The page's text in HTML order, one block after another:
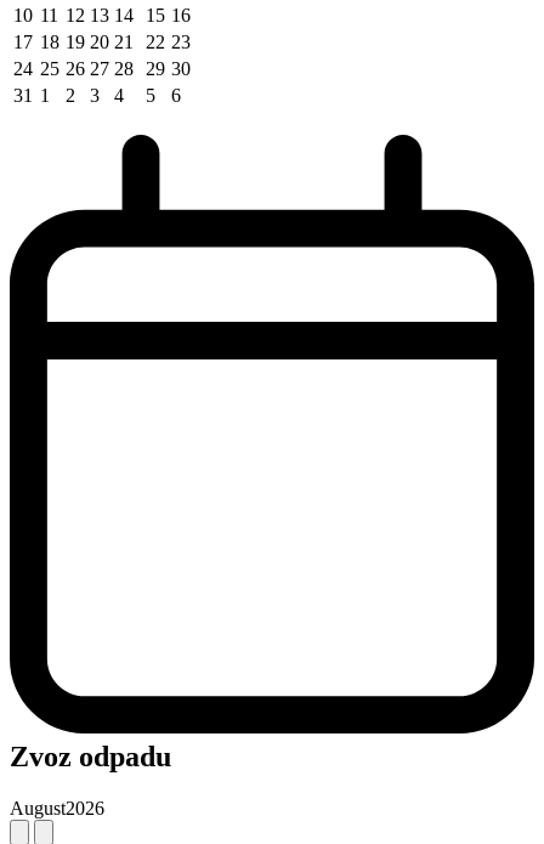
10 11 12 13 14 15 16
17 18 19 20 21 22 23
24 25 26 27 28 29 30
31 1 2 3 4 5 6
Zvoz odpadu
August2026